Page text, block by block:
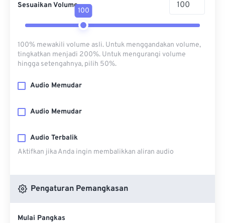
Sesuaikan Volume
100
100% mewakili volume asli. Untuk menggandakan volume,
tingkatkan menjadi 200%. Untuk mengurangi volume
hingga setengahnya, pilih 50%.
Audio Memudar
Audio Memudar
Audio Terbalik
Aktifkan jika Anda ingin membalikkan aliran audio
Pengaturan Pemangkasan
Mulai Pangkas